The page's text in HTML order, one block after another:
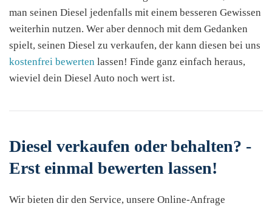
man seinen Diesel jedenfalls mit einem besseren Gewissen
weiterhin nutzen. Wer aber dennoch mit dem Gedanken
spielt, seinen Diesel zu verkaufen, der kann diesen bei uns
kostenfrei bewerten lassen! Finde ganz einfach heraus,
wieviel dein Diesel Auto noch wert ist.
Diesel verkaufen oder behalten? -
Erst einmal bewerten lassen!
Wir bieten dir den Service, unsere Online-Anfrage